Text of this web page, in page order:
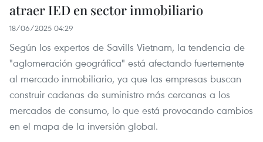
atraer IED en sector inmobiliario
18/06/2025 04:29
Según los expertos de Savills Vietnam, la tendencia de
"aglomeración geográfica" está afectando fuertemente
al mercado inmobiliario, ya que las empresas buscan
construir cadenas de suministro más cercanas a los
mercados de consumo, lo que está provocando cambios
en el mapa de la inversión global.